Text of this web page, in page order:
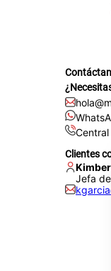
Clientes
Jefa de